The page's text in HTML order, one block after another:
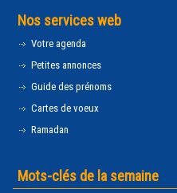
Nos services web
Votre agenda
Petites annonces
Guide des prénoms
Cartes de voeux
Ramadan
Mots-clés de la semaine